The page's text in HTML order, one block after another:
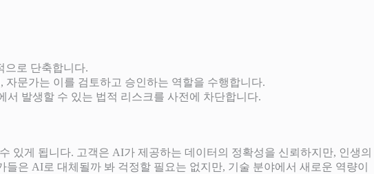
으로 단축합니다.
문가는 이를 검토하고 승인하는 역할을 수행합니다.
발생할 수 있는 법적 리스크를 사전에 차단합니다.
있게 됩니다. 고객은 AI가 제공하는 데이터의 정확성을 신뢰하지만, 인생의
은 AI로 대체될까 봐 걱정할 필요는 없지만, 기술 분야에서 새로운 역량이